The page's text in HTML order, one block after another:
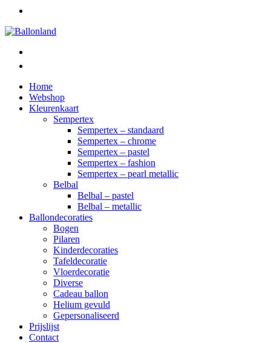
Home
Webshop
Kleurenkaart
Sempertex
Sempertex – standaard
Sempertex – chrome
Sempertex – pastel
Sempertex – fashion
Sempertex – pearl metallic
Belbal
Belbal – pastel
Belbal – metallic
Ballondecoraties
Bogen
Pilaren
Kinderdecoraties
Tafeldecoratie
Vloerdecoratie
Diverse
Cadeau ballon
Helium gevuld
Gepersonaliseerd
Prijslijst
Contact